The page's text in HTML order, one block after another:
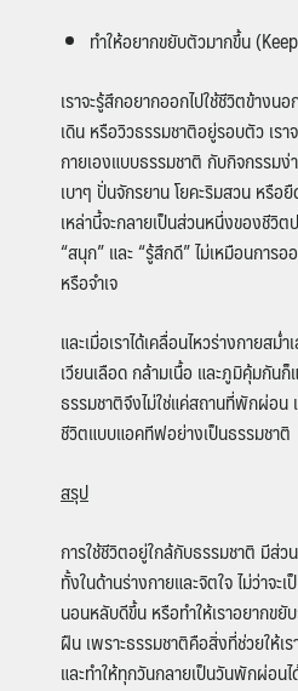
ทำให้อยากขยับตัวมากขึ้น
เราจะรู้สึกอยากออกไปใช้ชีวิตข้างน
เดิน หรือวิวธรรมชาติอยู่รอบตัว เร
กายเองแบบธรรมชาติ กับกิจกรรมง่
เบาๆ ปั่นจักรยาน โยคะริมสวน หรือ
เหล่านี้จะกลายเป็นส่วนหนึ่งของชีวิต
“สนุก” และ “รู้สึกดี” ไม่เหมือนการ
หรือจำเจ
และเมื่อเราได้เคลื่อนไหวร่างกายส
เวียนเลือด กล้ามเนื้อ และภูมิคุ้มกัน
ธรรมชาติจึงไม่ใช่แค่สถานที่พักผ่อน
ชีวิตแบบแอคทีฟอย่างเป็นธรรมชาติ
สรุป
การใช้ชีวิตอยู่ใกล้กับธรรมชาติ มีส่
ทั้งในด้านร่างกายและจิตใจ ไม่ว่าจะ
นอนหลับดีขึ้น หรือทำให้เราอยากขยั
ฝืน เพราะธรรมชาติคือสิ่งที่ช่วยให้
และทำให้ทุกวันกลายเป็นวันพักผ่อนไ